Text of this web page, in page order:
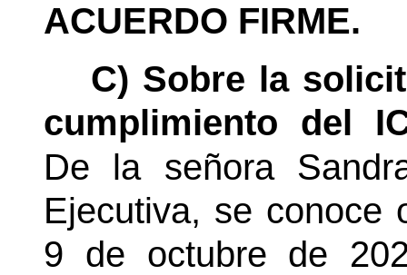
ACUERDO FIRME.
C) Sobre la
cumplimiento del
De la señora
Ejecutiva, se conoce
9 de octubre de